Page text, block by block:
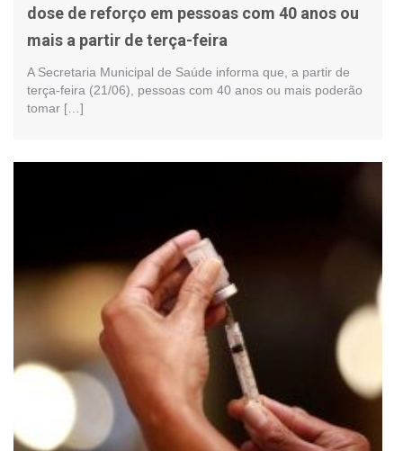
dose de reforço em pessoas com 40 anos ou
mais a partir de terça-feira
A Secretaria Municipal de Saúde informa que, a partir de
terça-feira (21/06), pessoas com 40 anos ou mais poderão
tomar […]